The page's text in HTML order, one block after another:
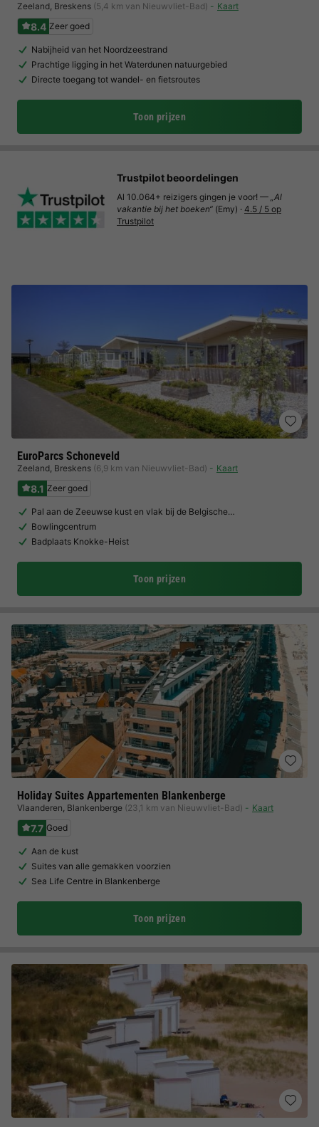
Zeeland, Breskens (5,4 km van Nieuwvliet-Bad) Kaart
8.4 Zeer goed
Nabijheid van het Noordzeestrand
Prachtige ligging in het Waterdunen natuurgebied
Directe toegang tot wandel- en fietsroutes
Toon prijzen
EuroParcs Schoneveld
Zeeland, Breskens (6,9 km van Nieuwvliet-Bad) Kaart
8.1 Zeer goed
Pal aan de Zeeuwse kust en vlak bij de Belgische…
Bowlingcentrum
Badplaats Knokke-Heist
Toon prijzen
Holiday Suites Appartementen Blankenberge
Vlaanderen, Blankenberge (23,1 km van Nieuwvliet-Bad) Kaart
7.7 Goed
Aan de kust
Suites van alle gemakken voorzien
Sea Life Centre in Blankenberge
Toon prijzen
Trustpilot beoordelingen
Al 10.064+ reizigers gingen je voor! — „Al
vakantie bij het boeken“ (Emy) · 4.5 / 5 op
Trustpilot